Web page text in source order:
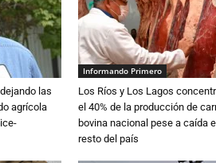
las
agrícola
Informando Primero
Los Ríos y Los Lagos
el 40% de la producción de
bovina nacional pese a caída
resto del país